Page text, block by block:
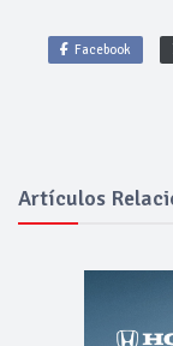
Facebook
Artículos